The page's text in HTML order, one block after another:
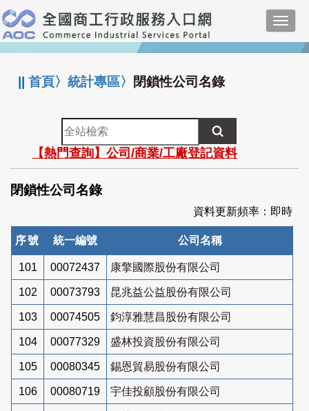
跳
到
主
要
:::
||首頁〉統計專區〉 閉鎖性公司名錄
全
站
檢
索
【熱門查詢】公司/商業/工廠登記資料
閉鎖性公司名錄
資料更新頻率：即時
序號 統一編號 公司名稱
101 00072437 康擎國際股份有限公司
102 00073793 昆兆益公益股份有限公司
103 00074505 鈞淳雅慧昌股份有限公司
104 00077329 盛林投資股份有限公司
105 00080345 錫恩貿易股份有限公司
106 00080719 宇佳投顧股份有限公司